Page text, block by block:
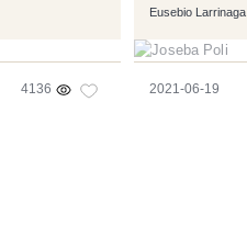
4136
Eusebio Larrinaga
2021-06-19